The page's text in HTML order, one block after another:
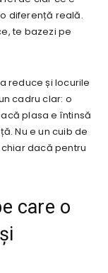
diferență reală.
te bazezi pe
reduce și locurile
cadru clar: o
plasa e întinsă
Nu e un cuib de
chiar dacă pentru
care o